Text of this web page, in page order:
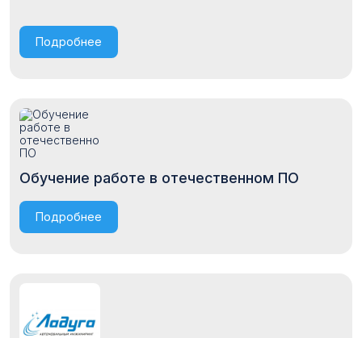
Подробнее
Обучение работе в отечественном ПО
Подробнее